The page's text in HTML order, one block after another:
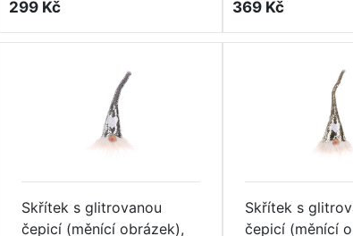
299 Kč 369 Kč
Skřítek s glitrovanou
čepicí (měnící obrázek),
Skřítek s
čepicí (měnící